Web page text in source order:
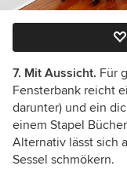
7. Mit Aussicht. Für
Fensterbank reicht
darunter) und ein
einem Stapel
Alternativ lässt sich
Sessel schmökern.